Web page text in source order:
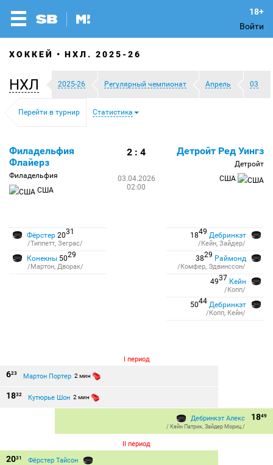
Войти
ХОККЕЙ НХЛ. 2025-26
НХЛ 2025-26 Регулярный чемпионат Апрель 03
Перейти в турнир Статистика
Филадельфия
Флайерз
Филадельфия
США
2 : 4
03.04.2026
02:00
Детройт Ред Уингз
Детройт
США
Фёрстер 2031
/Типпетт, Зеграс/
Конекны 5029
/Мартон, Дворак/
1849 Дебринкэт
/Кейн, Зайдер/
3829 Раймонд
/Комфер, Эдвинссон/
4937 Кейн
/Копп/
5044 Дебринкэт
/Копп, Кейн/
I период
623 Мартон Портер 2 мин
1832 Кутюрье Шон 2 мин
1849
Дебринкэт Алекс
/ Кейн Патрик, Зайдер Мориц /
II период
2031 Фёрстер Тайсон